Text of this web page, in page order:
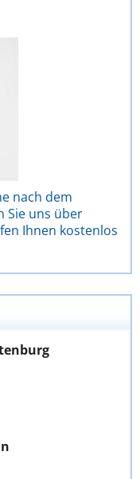
nach dem
Sie uns über
Ihnen kostenlos